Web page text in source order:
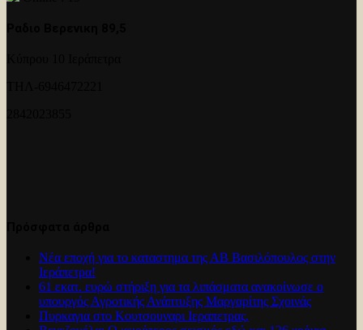
Νέα εποχή για το καταστημα της ΑΒ Βασιλόπουλος στην
Ιεράπετρα!
61 εκατ. ευρώ στήριξη για τα λιπάσματα ανακοίνωσε ο
υπουργός Αγροτικής Ανάπτυξης Μαργαρίτης Σχοινάς
Πυρκαγια στο Κουτσουναρι Ιεραπετρας.